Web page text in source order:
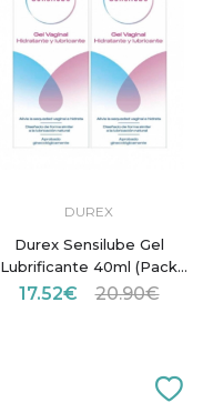
DUREX
Durex Sensilube Gel
Lubrificante 40ml (Pack
Duplo)
17.52€ 20.90€